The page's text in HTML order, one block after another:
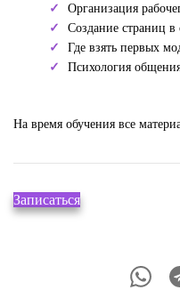
Организация
Создание страниц в
Где взять первых
Психология
На время обучения все
Записаться